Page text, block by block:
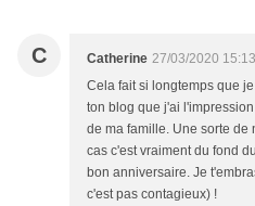
C Catherine 27/03/2020 15:13
Cela fait si longtemps que
ton blog que j'ai
de ma famille. Une sorte de
cas c'est vraiment du fond
bon anniversaire. Je
c'est pas contagieux) !